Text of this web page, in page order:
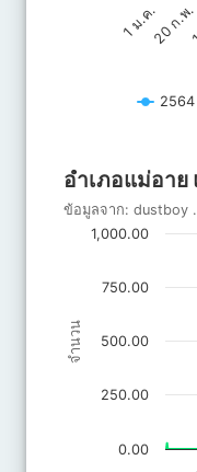
1 ม.ค.20 ก.พ.
2564
อำเภอแม่อา
Line chart with 3 lines.
ข้อมูลจาก: dustboy .
จำนวน
ข้อมูลจาก: dustboy .
0.00
250.00
500.00
750.00
1,000.00